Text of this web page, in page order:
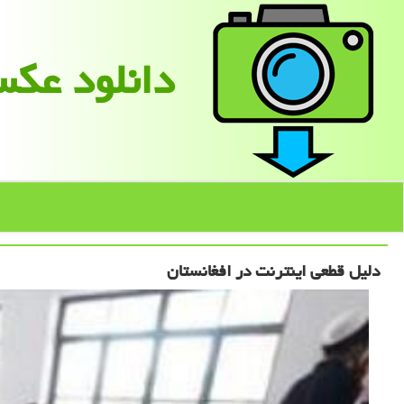
دانلود
دلیل قطعی اینترنت در افغانستان